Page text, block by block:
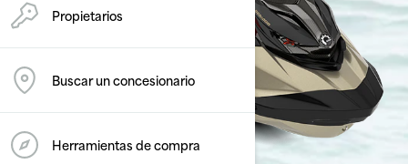
Propietarios
Buscar un concesionario
Herramientas de compra